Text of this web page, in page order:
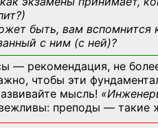
быть, вам вспомнится
с ним (с ней)?
— рекомендация, не
чтобы эти
мысль!
преподы — такие